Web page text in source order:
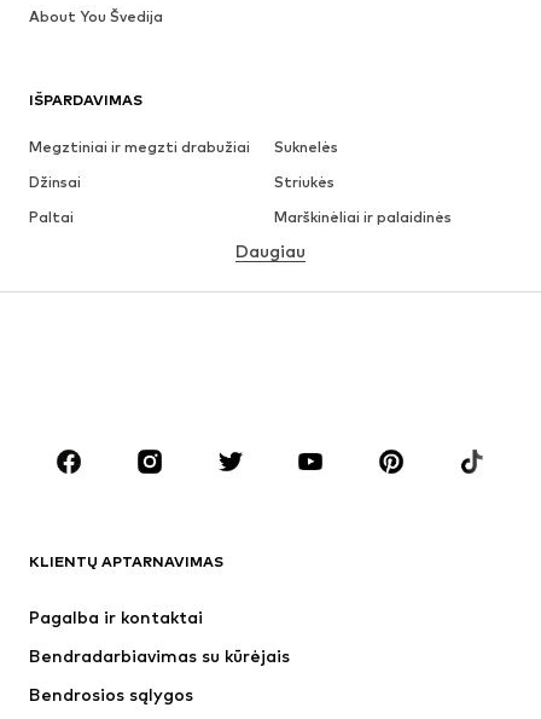
IŠPARDAVIMAS
Megztiniai ir megzti drabužiai
Suknelės
Džinsai
Striukės
Paltai
Marškinėliai ir palaidinės
Apatiniai
Aksesuarai
Premium
Naujienos
Marškinėliai ir palaidinės
Striukės
Megztiniai ir megzti drabužiai
Apatiniai
Daugiau
KLIENTŲ APTARNAVIMAS
Pagalba ir kontaktai
Bendradarbiavimas su kūrėjais
Bendrosios sąlygos
About You Švedija